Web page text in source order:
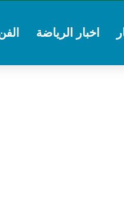
اخبار الرياضة